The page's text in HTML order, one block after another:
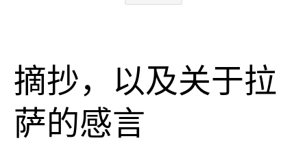
摘抄，以及关于拉
萨的感言